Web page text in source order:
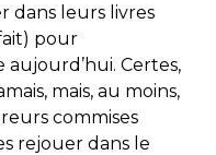
dans leurs livres
pour
Certes,
mais, au moins,
commises
rejouer dans le